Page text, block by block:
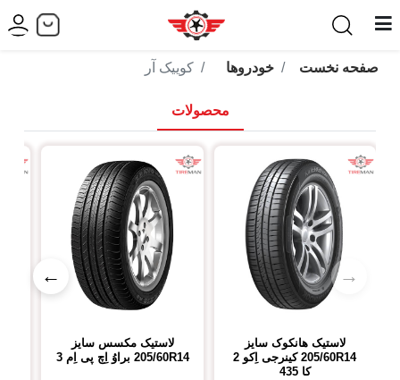
صفحه نخست خودروها کوییک آر
محصولات
→
←
لاستیک هانکوک سایز
205/60R14
کینرجی اِکو 2
کا 435
لاستیک مکسس سایز
205/60R14 براوُ اِچ پی اِم 3